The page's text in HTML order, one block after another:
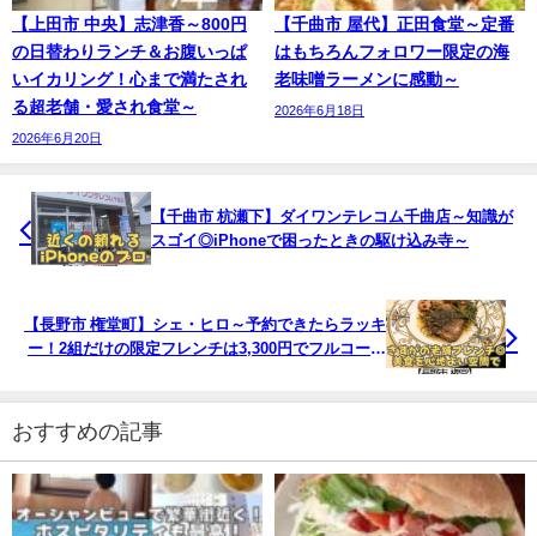
【上田市 中央】志津香～800円
の日替わりランチ＆お腹いっぱ
いイカリング！心まで満たされ
る超老舗・愛され食堂～
2026年6月20日
【千曲市 屋代】正田食堂～定番
はもちろんフォロワー限定の海
老味噌ラーメンに感動～
2026年6月18日
【千曲市 杭瀬下】ダイワンテレコム千曲店～知識が
スゴイ◎iPhoneで困ったときの駆け込み寺～
【長野市 権堂町】シェ・ヒロ～予約できたらラッキ
ー！2組だけの限定フレンチは3,300円でフルコース
おすすめの記事